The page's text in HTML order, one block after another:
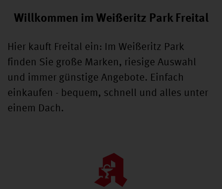
Willkommen im Weißeritz Park Freital
Hier kauft Freital ein: Im Weißeritz Park
finden Sie große Marken, riesige Auswahl
und immer günstige Angebote. Einfach
einkaufen - bequem, schnell und alles unter
einem Dach.